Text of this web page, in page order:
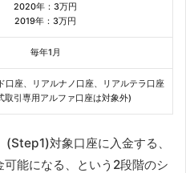
2020年：3万円
2019年：3万円
毎年1月
口座、リアルナノ口座、リアルテラ口座
取引専用アルファ口座は対象外)
対象口座に入金する、
能になる、という2段階のシ